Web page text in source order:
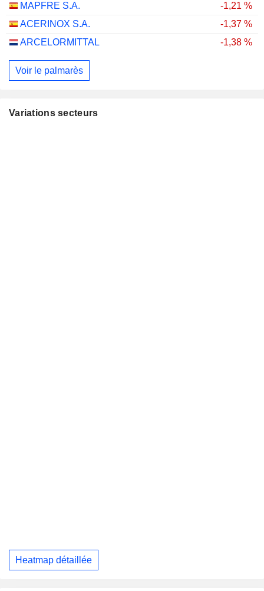
MAPFRE S.A.
-1,21 %
ACERINOX S.A.
-1,37 %
ARCELORMITTAL
-1,38 %
Voir le palmarès
Variations secteurs
Heatmap détaillée